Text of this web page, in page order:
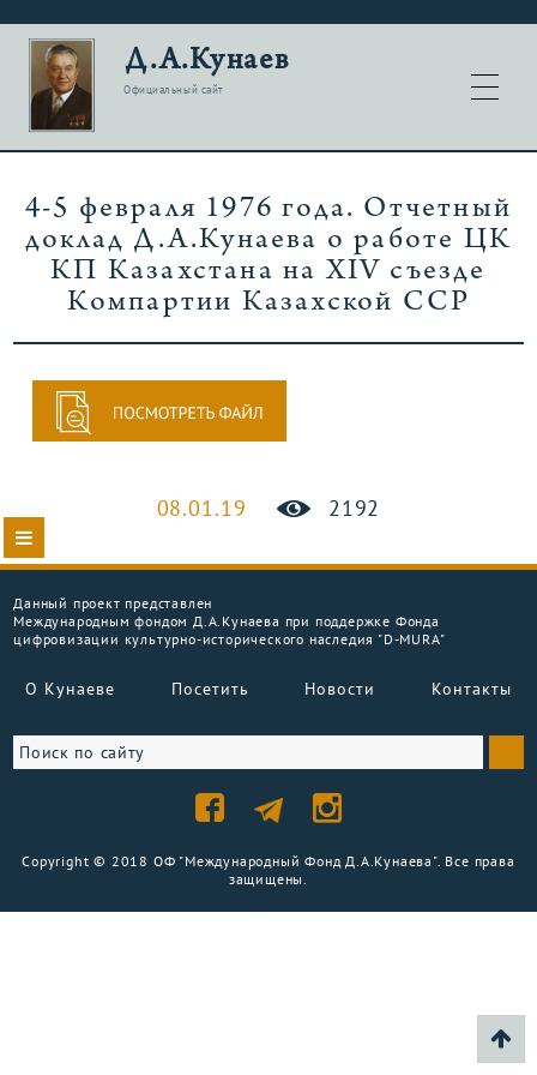
Д.А.Кунаев
Официальный сайт
4-5 февраля 1976 года. Отчетный
доклад Д.А.Кунаева о работе ЦК
КП Казахстана на XIV съезде
Компартии Казахской ССР
08.01.19 2192
Данный проект представлен
Международным фондом Д.А.Кунаева при поддержке Фонда
цифровизации культурно-исторического наследия "D-MURA"
О Кунаеве Посетить Новости Контакты
Copyright © 2018 ОФ "Международный Фонд Д.А.Кунаева". Все права
защищены.